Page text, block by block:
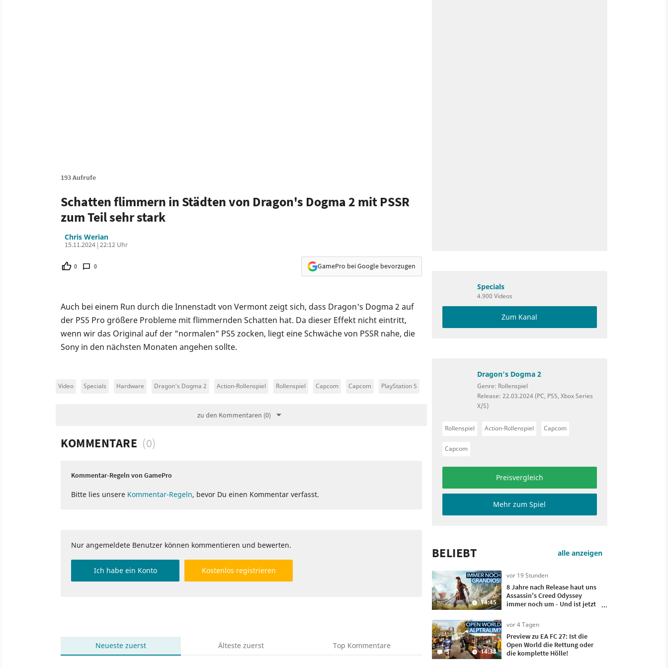
193 Aufrufe
Schatten flimmern in Städten von Dragon's Dogma 2 mit PSSR
zum Teil sehr stark
Chris Werian
15.11.2024 | 22:12 Uhr
0 0 GamePro bei Google bevorzugen
Auch bei einem Run durch die Innenstadt von Vermont zeigt sich, dass Dragon's Dogma 2 auf
der PS5 Pro größere Probleme mit flimmernden Schatten hat. Da dieser Effekt nicht eintritt,
wenn wir das Original auf der "normalen" PS5 zocken, liegt eine Schwäche von PSSR nahe, die
Sony in den nächsten Monaten angehen sollte.
Video Specials Hardware Dragon's Dogma 2 Action-Rollenspiel Rollenspiel Capcom Capcom PlayStation 5
zu den Kommentaren (0)
KOMMENTARE (0)
Kommentar-Regeln von GamePro
Bitte lies unsere Kommentar-Regeln, bevor Du einen Kommentar verfasst.
Nur angemeldete Benutzer können kommentieren und bewerten.
Ich habe ein Konto Kostenlos registrieren
Neueste zuerst Älteste zuerst Top Kommentare
Specials
4.900 Videos
Zum Kanal
Dragon's Dogma 2
Genre: Rollenspiel
Release: 22.03.2024 (PC, PS5, Xbox Series
X/S)
Rollenspiel Action-Rollenspiel Capcom
Capcom
Preisvergleich
Mehr zum Spiel
BELIEBT alle anzeigen
14:45
vor 19 Stunden
8 Jahre nach Release haut uns
Assassin's Creed Odyssey
immer noch um - Und ist jetzt
3 14:38
vor 4 Tagen
Preview zu EA FC 27: Ist die
Open World die Rettung oder
die komplette Hölle!